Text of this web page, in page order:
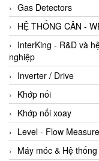
Gas Detectors
HỆ THỐNG CÂN -
InterKing - R&D và
nghiệp
Inverter / Drive
Khớp nối
Khớp nối xoay
Level - Flow
Máy móc & Hệ thống